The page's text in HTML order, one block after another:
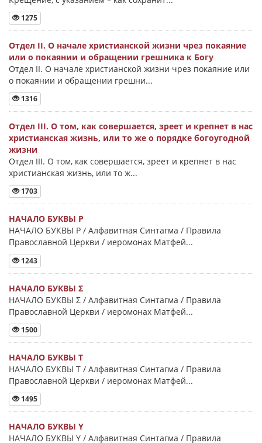
1275
Отдел II. О начале христианской жизни чрез покаяние
или о покаянии и обращении грешника к Богу
Отдел II. О начале христианской жизни чрез покаяние или
о покаянии и обращении грешни...
1316
Отдел III. О том, как совершается, зреет и крепнет в нас
христианская жизнь, или то же о порядке богоугодной
жизни
Отдел III. О том, как совершается, зреет и крепнет в нас
христианская жизнь, или то ж...
1703
НАЧАЛО БУКВЫ Ρ
НАЧАЛО БУКВЫ Ρ / Алфавитная Синтагма / Правила
Православной Церкви / иеромонах Матфей...
1243
НАЧАЛО БУКВЫ Σ
НАЧАЛО БУКВЫ Σ / Алфавитная Синтагма / Правила
Православной Церкви / иеромонах Матфей...
1500
НАЧАЛО БУКВЫ Τ
НАЧАЛО БУКВЫ Τ / Алфавитная Синтагма / Правила
Православной Церкви / иеромонах Матфей...
1495
НАЧАЛО БУКВЫ Y
НАЧАЛО БУКВЫ Y / Алфавитная Синтагма / Правила